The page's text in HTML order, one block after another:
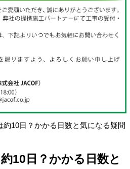
約10日？かかる日数と気になる疑問
10日？かかる日数と